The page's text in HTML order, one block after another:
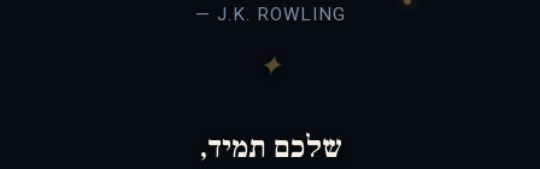
— J.K. ROWLING
שלכם תמיד,